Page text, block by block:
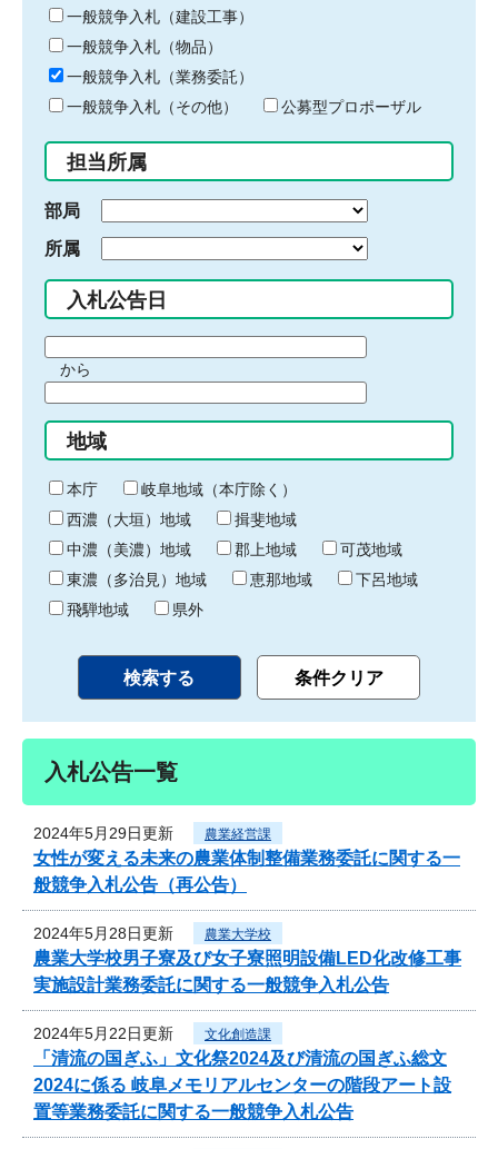
キ
ー
ワ
ー
ド
入
力
一般競争入札（建設工事）
一般競争入札（物品）
一般競争入札（業務委託）
一般競争入札（その他）
公募型プロポーザル
担当所属
部局
所属
入札公告日
間
始
り
から
間
終
わ
り
地域
本庁
岐阜地域（本庁除く）
西濃（大垣）地域
揖斐地域
中濃（美濃）地域
郡上地域
可茂地域
東濃（多治見）地域
恵那地域
下呂地域
飛騨地域
県外
入札公告一覧
2024年5月29日更新 農業経営課
女性が変える未来の農業体制整備業務委託に関する一
般競争入札公告（再公告）
2024年5月28日更新 農業大学校
農業大学校男子寮及び女子寮照明設備LED化改修工事
実施設計業務委託に関する一般競争入札公告
2024年5月22日更新 文化創造課
「清流の国ぎふ」文化祭2024及び清流の国ぎふ総文
2024に係る 岐阜メモリアルセンターの階段アート設
置等業務委託に関する一般競争入札公告